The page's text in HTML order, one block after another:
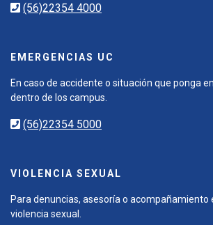
(56)22354 4000
EMERGENCIAS UC
En caso de accidente o situación que ponga
dentro de los campus.
(56)22354 5000
VIOLENCIA SEXUAL
Para denuncias, asesoría o acompañamiento
violencia sexual.